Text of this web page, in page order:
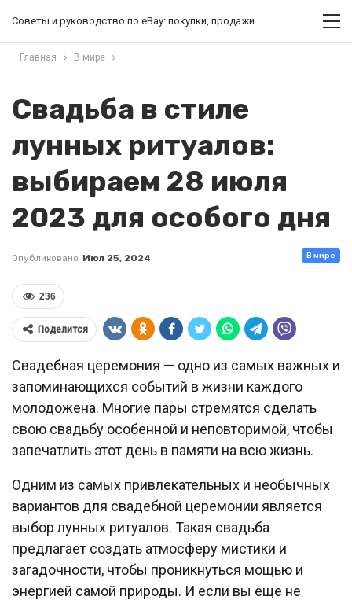
Советы и руководство по eBay: покупки, продажи
Главная В мире
Свадьба в стиле
лунных ритуалов:
выбираем 28 июля
2023 для особого дня
В мире
Опубликовано Июл 25, 2024
236
Поделится
Свадебная церемония — одно из самых важных и
запоминающихся событий в жизни каждого
молодожена. Многие пары стремятся сделать
свою свадьбу особенной и неповторимой, чтобы
запечатлить этот день в памяти на всю жизнь.
Одним из самых привлекательных и необычных
вариантов для свадебной церемонии является
выбор лунных ритуалов. Такая свадьба
предлагает создать атмосферу мистики и
загадочности, чтобы проникнуться мощью и
энергией самой природы. И если вы еще не